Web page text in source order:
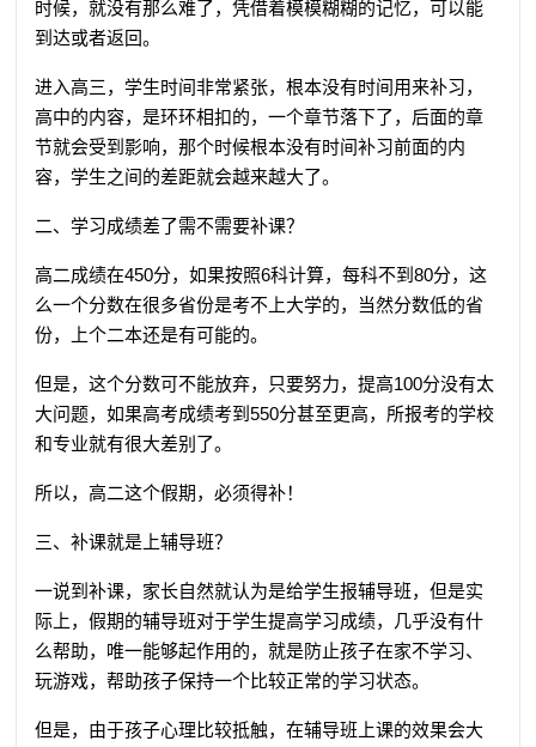
时候，就没有那么难了，凭借着模模糊糊的记忆，可以能
到达或者返回。
进入高三，学生时间非常紧张，根本没有时间用来补习，
高中的内容，是环环相扣的，一个章节落下了，后面的章
节就会受到影响，那个时候根本没有时间补习前面的内
容，学生之间的差距就会越来越大了。
二、学习成绩差了需不需要补课？
高二成绩在450分，如果按照6科计算，每科不到80分，这
么一个分数在很多省份是考不上大学的，当然分数低的省
份，上个二本还是有可能的。
但是，这个分数可不能放弃，只要努力，提高100分没有太
大问题，如果高考成绩考到550分甚至更高，所报考的学校
和专业就有很大差别了。
所以，高二这个假期，必须得补！
三、补课就是上辅导班？
一说到补课，家长自然就认为是给学生报辅导班，但是实
际上，假期的辅导班对于学生提高学习成绩，几乎没有什
么帮助，唯一能够起作用的，就是防止孩子在家不学习、
玩游戏，帮助孩子保持一个比较正常的学习状态。
但是，由于孩子心理比较抵触，在辅导班上课的效果会大